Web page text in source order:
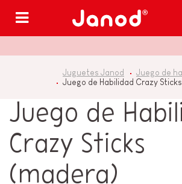
Juguetes Janod
Juego de
Juego de Habilidad Crazy
Juego de
Crazy Sticks
(madera)